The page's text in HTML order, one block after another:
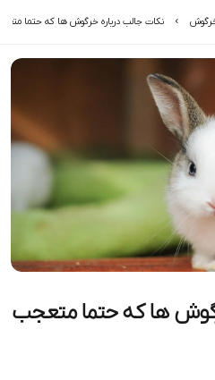
نکات جالب درباره خرگوش ها که حتما
ها که حتما متعجب